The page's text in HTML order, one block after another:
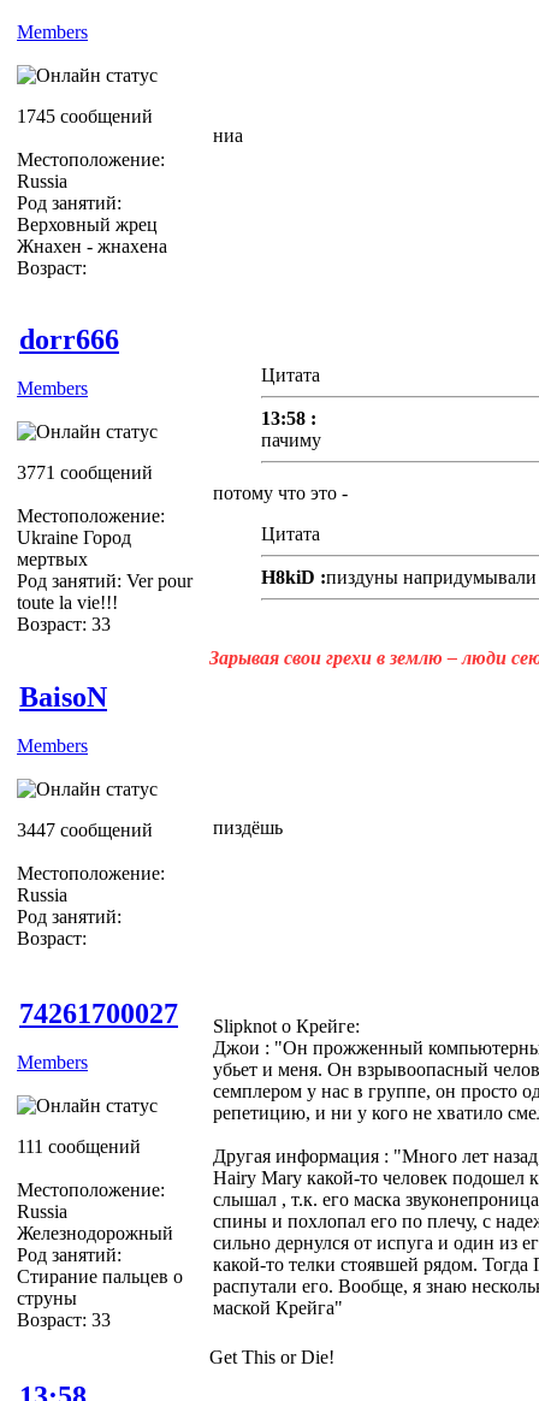
Members
1745 сообщений
Местоположение:
Russia
Род занятий:
Верховный жрец
Жнахен - жнахена
Возраст:
ниа
dorr666
Members
3771 сообщений
Местоположение:
Ukraine Город
мертвых
Род занятий: Ver pour
toute la vie!!!
Возраст: 33
Цитата
13:58 :
пачиму
потому что это -
Цитата
H8kiD :пиздуны напридумывали
Зарывая свои грехи в землю – люди
BaisoN
Members
3447 сообщений
Местоположение:
Russia
Род занятий:
Возраст:
пиздёшь
74261700027
Members
111 сообщений
Местоположение:
Russia
Железнодорожный
Род занятий:
Стирание пальцев о
струны
Возраст: 33
Slipknot о Крейге:
Джои : "Он прожженный
убьет и меня. Он взрывоопасный
семплером у нас в группе, он просто
репетицию, и ни у кого не хватило
Другая информация : "Много лет
Hairy Mary какой-то человек подошел
слышал , т.к. его маска
спины и похлопал его по плечу, с
сильно дернулся от испуга и один из
какой-то телки стоявшей рядом.
распутали его. Вообще, я знаю
маской Крейга"
Get This or Die!